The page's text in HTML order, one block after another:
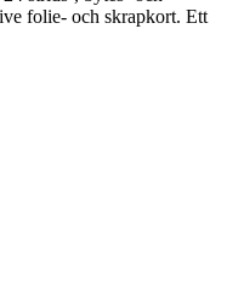
folie- och skrapkort. Ett